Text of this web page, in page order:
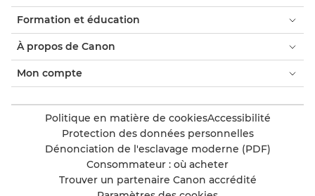
Formation et éducation
À propos de Canon
Mon compte
Politique en matière de cookiesAccessibilité
Protection des données personnelles
Dénonciation de l'esclavage moderne (PDF)
Consommateur : où acheter
Trouver un partenaire Canon accrédité